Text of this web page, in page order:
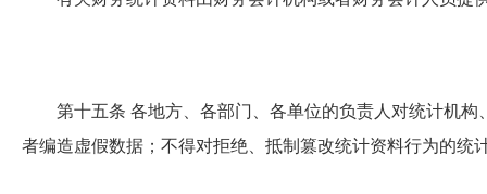
第十五条 各地方、各部门、各单位的负责人对统计机
者编造虚假数据；不得对拒绝、抵制篡改统计资料行为的